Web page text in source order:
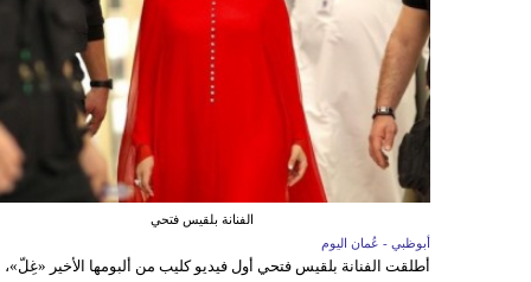
الفنانة بلقيس فتحي
أبوظبي - عُمان اليوم
أطلقت الفنانة بلقيس فتحي أول فيديو كليب من ألبومها الأخير «غِلّ»،